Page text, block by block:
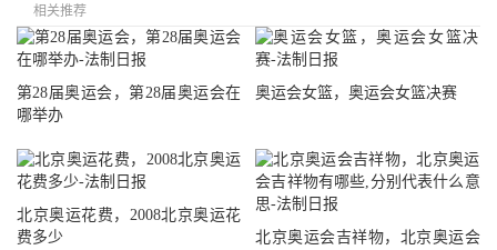
相关推荐
第28届奥运会，第28届奥运会在
哪举办
奥运会女篮，奥运会女篮决赛
北京奥运花费，2008北京奥运花
费多少
北京奥运会吉祥物，北京奥运会